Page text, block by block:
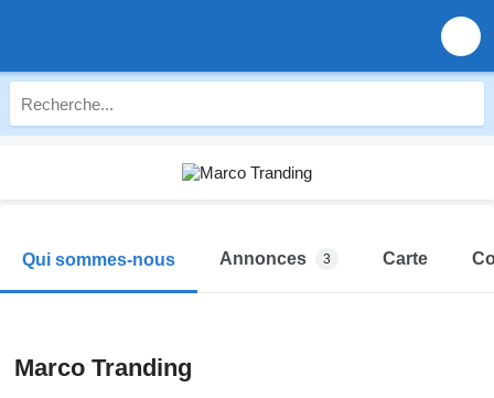
Qui sommes-nous Annonces 3 Carte
Marco Tranding